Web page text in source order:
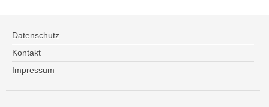
Datenschutz
Kontakt
Impressum